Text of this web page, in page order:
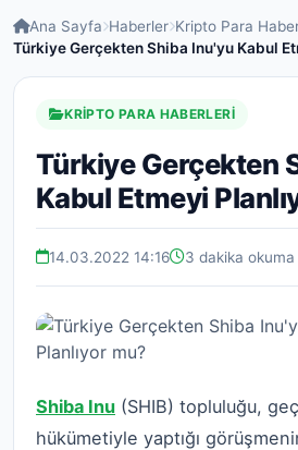
Ana Sayfa Haberler Kripto Para
Türkiye Gerçekten Shiba Inu'yu Kabul
KRIPTO PARA HABERLERI
Türkiye Gerçekten
Kabul Etmeyi
14.03.2022 14:16 3 dakika okuma
Shiba Inu (SHIB) topluluğu,
hükümetiyle yaptığı